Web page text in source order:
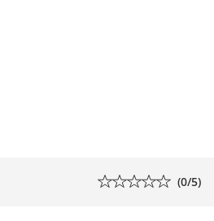
(0/5)